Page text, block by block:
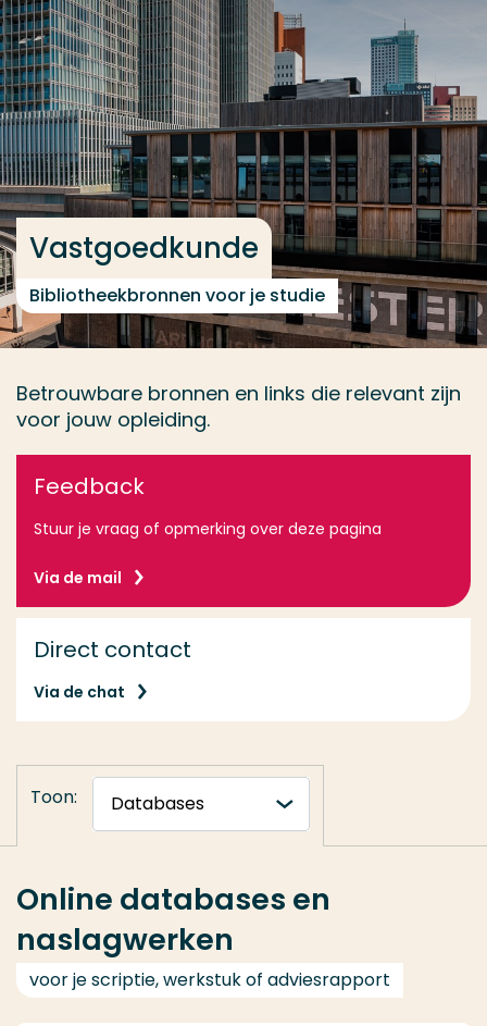
Ga direct naar de content
... > Databases
Vastgoedkunde
Bibliotheekbronnen voor je studie
Betrouwbare bronnen en links die relevant zijn
voor jouw opleiding.
Feedback
Stuur je vraag of opmerking over deze pagina
Via de mail
Direct contact
Via de chat
Toon:
Online databases en
naslagwerken
voor je scriptie, werkstuk of adviesrapport
Veel gezocht
Opleiding